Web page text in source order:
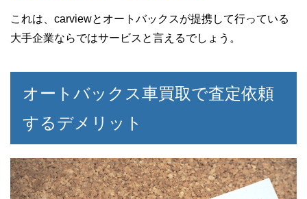
30代男性
オートバックス車買取
これは、carviewとオートバックスが提携して行っている
大手企業ならではサービスと言えるでしょう。
オートバックス車買取で査定依頼
するデメリット